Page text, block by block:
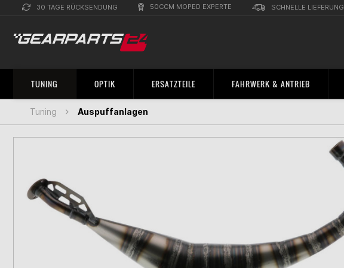
30 TAGE RÜCKSENDUNG 50CCM MOPED EXPERTE SCHNELLE LIEFERUNG
TUNING OPTIK ERSATZTEILE FAHRWERK & ANTRIEB
Tuning Auspuffanlagen